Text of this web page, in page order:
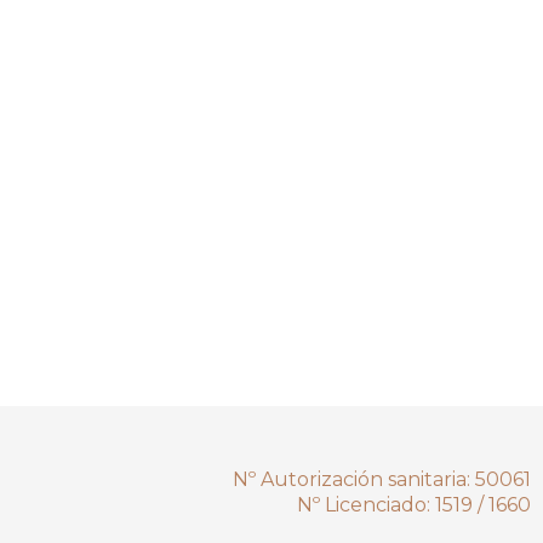
Nº Autorización sanitaria: 50061
Nº Licenciado: 1519 / 1660